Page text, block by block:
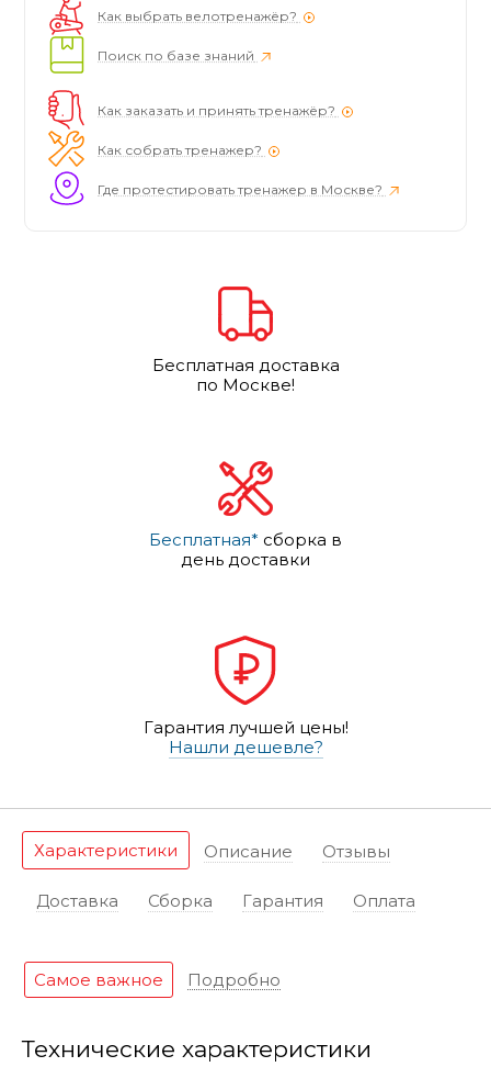
Как выбрать велотренажёр?
Поиск по базе знаний
Как заказать и принять тренажёр?
Как собрать тренажер?
Где протестировать тренажер в Москве?
Бесплатная доставка
по Москве!
Бесплатная* сборка в
день доставки
Гарантия лучшей цены!
Нашли дешевле?
Характеристики Описание Отзывы
Доставка Сборка Гарантия Оплата
Самое важное Подробно
Технические характеристики